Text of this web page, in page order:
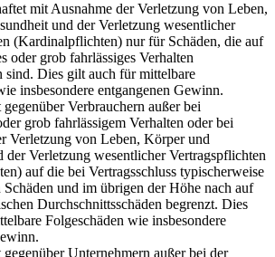
mit Ausnahme der Verletzung von Leben,
und der Verletzung wesentlicher
(Kardinalpflichten) nur für Schäden, die auf
oder grob fahrlässiges Verhalten
sind. Dies gilt auch für mittelbare
insbesondere entgangenen Gewinn.
Verbrauchern außer bei
grob fahrlässigem Verhalten oder bei
Verletzung von Leben, Körper und
der Verletzung wesentlicher Vertragspflichten
auf die bei Vertragsschluss typischerweise
Schäden und im übrigen der Höhe nach auf
Durchschnittsschäden begrenzt. Dies
Folgeschäden wie insbesondere
Unternehmern außer bei der